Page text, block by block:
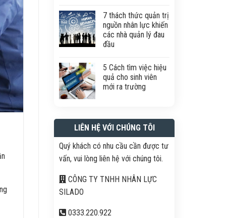
7 thách thức quản trị
nguồn nhân lực khiến
các nhà quản lý đau
đầu
5 Cách tìm việc hiệu
quả cho sinh viên
mới ra trường
LIÊN HỆ VỚI CHÚNG TÔI
Quý khách có nhu cầu cần được tư
vấn, vui lòng liên hệ với chúng tôi.
CÔNG TY TNHH NHÂN LỰC
SILADO
0333.220.922